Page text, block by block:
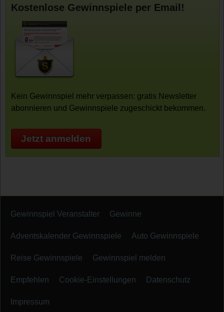
Kostenlose Gewinnspiele per Email!
Kein Gewinnspiel mehr verpassen: gratis Newsletter
abonnieren und Gewinnspiele zugeschickt bekommen.
Jetzt anmelden
Gewinnspiel Veranstalter Gewinne
Adventskalender Gewinnspiele Auto Gewinnspiele
Reise Gewinnspiele Gewinnspiel melden
Empfehlen Cookie-Einstellungen Datenschutz
Impressum